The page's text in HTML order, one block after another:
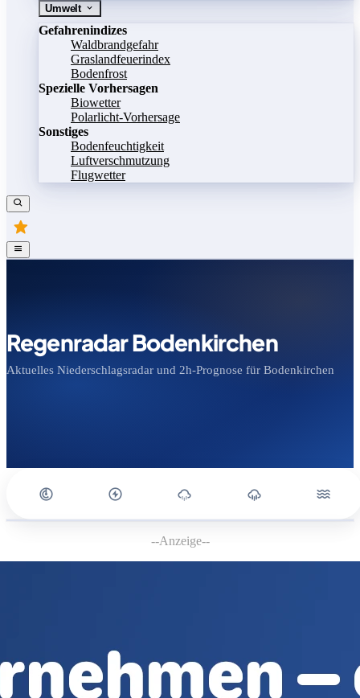
Umwelt
Gefahrenindizes
Waldbrandgefahr
Graslandfeuerindex
Bodenfrost
Spezielle Vorhersagen
Biowetter
Polarlicht-Vorhersage
Sonstiges
Bodenfeuchtigkeit
Luftverschmutzung
Flugwetter
Regenradar Bodenkirchen
Aktuelles Niederschlagsradar und 2h-Prognose für Bodenkirchen
--Anzeige--